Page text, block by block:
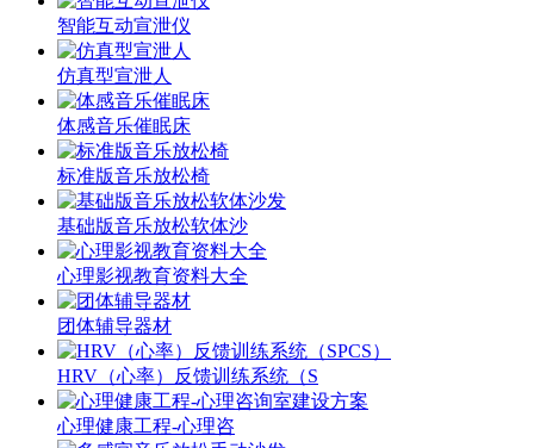
智能互动宣泄仪
仿真型宣泄人
体感音乐催眠床
标准版音乐放松椅
基础版音乐放松软体沙
心理影视教育资料大全
团体辅导器材
HRV（心率）反馈训练系统（S
心理健康工程-心理咨